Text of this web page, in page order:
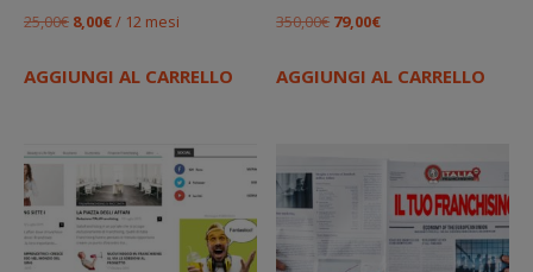
25,00€ Il
originale
8,00€Il
attuale
/ 12 mesi
AGGIUNGI AL CARRELLO
350,00€ Il
originale
79,00€Il
attuale
AGGIUNGI AL CARRELLO